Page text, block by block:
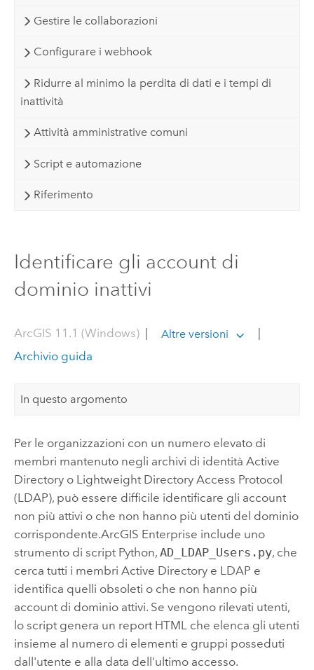
Gestire le collaborazioni
Configurare i webhook
Ridurre al minimo la perdita di dati e i tempi di
inattività
Attività amministrative comuni
Script e automazione
Riferimento
Identificare gli account di
dominio inattivi
ArcGIS 11.1 (Windows)| Altre versioni
Archivio guida
In questo argomento
Per le organizzazioni con un numero elevato di
membri mantenuto negli archivi di identità Active
Directory o Lightweight Directory Access Protocol
(LDAP), può essere difficile identificare gli account
non più attivi o che non hanno più utenti del dominio
corrispondente.ArcGIS Enterprise include uno
strumento di script Python, AD_LDAP_Users.py, che
cerca tutti i membri Active Directory e LDAP e
identifica quelli obsoleti o che non hanno più
account di dominio attivi. Se vengono rilevati utenti,
lo script genera un report HTML che elenca gli utenti
insieme al numero di elementi e gruppi posseduti
dall'utente e alla data dell'ultimo accesso.